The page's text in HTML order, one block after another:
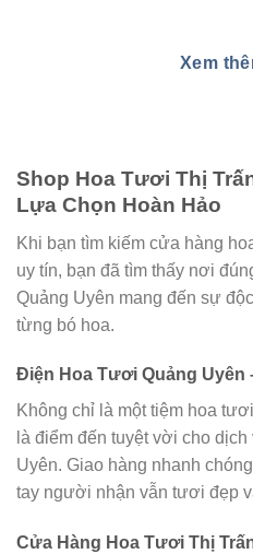
Xem
Shop Hoa Tươi Thị
Lựa Chọn Hoàn Hảo
Khi bạn tìm kiếm cửa hàng
uy tín, bạn đã tìm thấy nơi
Quảng Uyên mang đến sự
từng bó hoa.
Điện Hoa Tươi Quảng Uyên
Không chỉ là một tiệm hoa
là điểm đến tuyệt vời cho
Uyên. Giao hàng nhanh
tay người nhận vẫn tươi đẹp
Cửa Hàng Hoa Tươi Thị